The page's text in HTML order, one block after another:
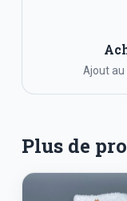
Ajout au
Plus de